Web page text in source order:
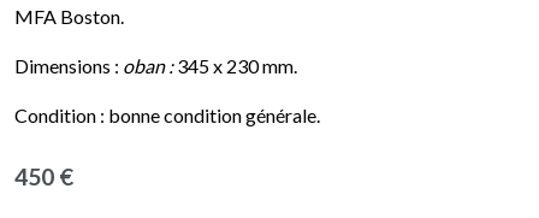
MFA Boston.
Dimensions : oban :345 x 230 mm.
Condition : bonne condition générale.
450 €